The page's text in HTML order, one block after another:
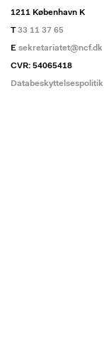
1211 København K
T33 11 37 65
E sekretariatet@ncf.dk
CVR: 54065418
Databeskyttelsespolitik